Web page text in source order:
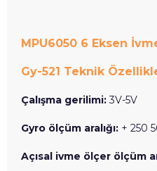
MPU6050 6 Eksen
Gy-521 Teknik
Çalışma gerilimi:3V-5V
Gyro ölçüm aralığı: + 250
Açısal ivme ölçer ölçüm